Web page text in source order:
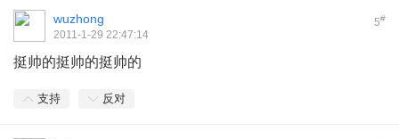
5#
wuzhong
2011-1-29 22:47:14
挺帅的挺帅的挺帅的
支持 反对